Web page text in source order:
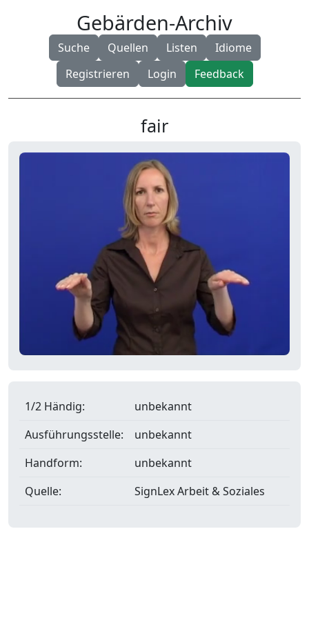
Gebärden-Archiv
Suche Quellen Listen
Idiome
Registrieren
Login Feedback
fair
1/2 Händig:
unbekannt
Ausführungsstelle:
unbekannt
Handform:
unbekannt
Quelle:
SignLex Arbeit & Soziales